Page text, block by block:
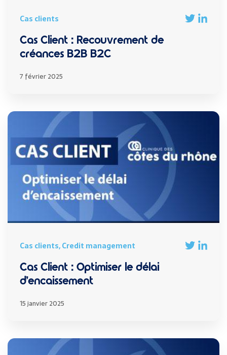
Cas clients
Cas Client : Recouvrement de
créances B2B B2C
7 février 2025
Cas clients, Credit management
Cas Client : Optimiser le délai
d’encaissement
15 janvier 2025